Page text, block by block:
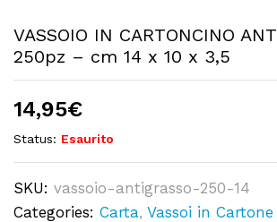
VASSOIO IN CARTONCINO
250pz – cm 14 x 10 x 3,5
14,95€
Status: Esaurito
SKU: vassoio-antigrasso-250-14
Categories: Carta, Vassoi in Cartone